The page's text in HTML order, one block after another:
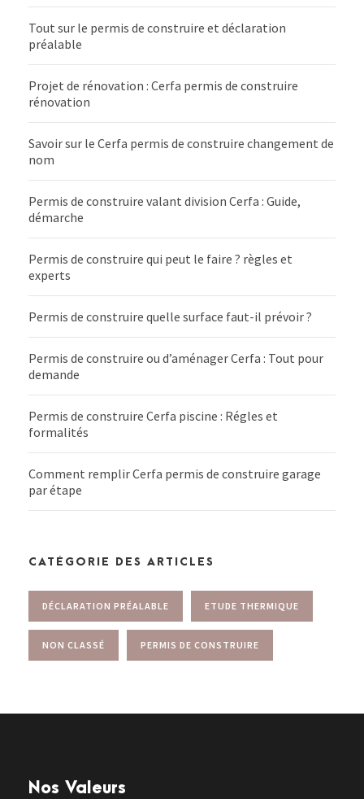
Tout sur le permis de construire et déclaration
préalable
Projet de rénovation : Cerfa permis de construire
rénovation
Savoir sur le Cerfa permis de construire changement de
nom
Permis de construire valant division Cerfa : Guide,
démarche
Permis de construire qui peut le faire ? règles et
experts
Permis de construire quelle surface faut-il prévoir ?
Permis de construire ou d’aménager Cerfa : Tout pour
demande
Permis de construire Cerfa piscine : Régles et
formalités
Comment remplir Cerfa permis de construire garage
par étape
CATÉGORIE DES ARTICLES
DÉCLARATION PRÉALABLE ETUDE THERMIQUE
NON CLASSÉ PERMIS DE CONSTRUIRE
Nos Valeurs